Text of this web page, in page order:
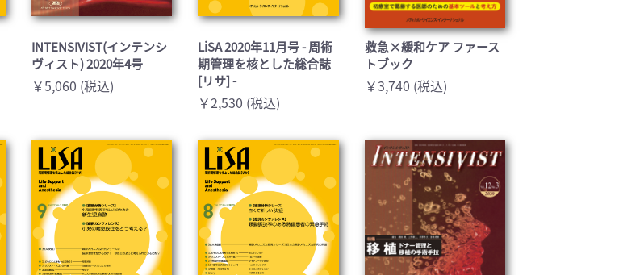
INTENSIVIST(インテンシ
ヴィスト) 2020年4号
￥5,060 (税込)
LiSA 2020年11月号 - 周術
期管理を核とした総合誌
[リサ] -
￥2,530 (税込)
救急×緩和ケア ファース
トブック
￥3,740 (税込)